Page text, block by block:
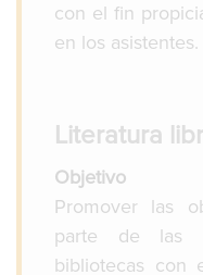
con el fin
en los asistentes.
Literatura
Objetivo
Promover las
parte de las
bibliotecas con